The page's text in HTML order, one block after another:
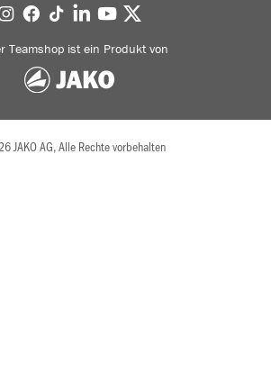
Teamshop ist ein Produkt von
JAKO AG, Alle Rechte vorbehalten